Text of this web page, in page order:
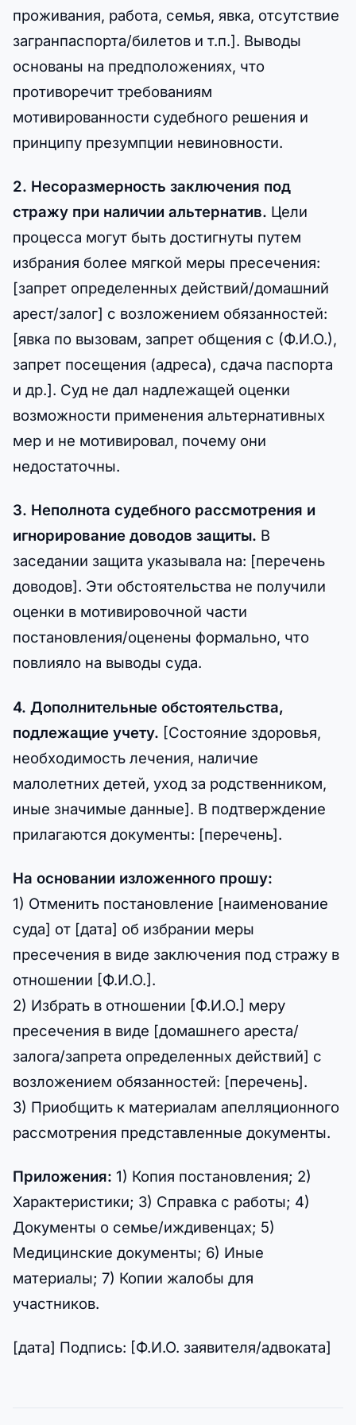
проживания, работа, семья, явка, отсутствие
загранпаспорта/билетов и т.п.]. Выводы
основаны на предположениях, что
противоречит требованиям
мотивированности судебного решения и
принципу презумпции невиновности.
2. Несоразмерность заключения под
стражу при наличии альтернатив. Цели
процесса могут быть достигнуты путем
избрания более мягкой меры пресечения:
[запрет определенных действий/домашний
арест/залог] с возложением обязанностей:
[явка по вызовам, запрет общения с (Ф.И.О.),
запрет посещения (адреса), сдача паспорта
и др.]. Суд не дал надлежащей оценки
возможности применения альтернативных
мер и не мотивировал, почему они
недостаточны.
3. Неполнота судебного рассмотрения и
игнорирование доводов защиты. В
заседании защита указывала на: [перечень
доводов]. Эти обстоятельства не получили
оценки в мотивировочной части
постановления/оценены формально, что
повлияло на выводы суда.
4. Дополнительные обстоятельства,
подлежащие учету. [Состояние здоровья,
необходимость лечения, наличие
малолетних детей, уход за родственником,
иные значимые данные]. В подтверждение
прилагаются документы: [перечень].
На основании изложенного прошу:
1) Отменить постановление [наименование
суда] от [дата] об избрании меры
пресечения в виде заключения под стражу в
отношении [Ф.И.О.].
2) Избрать в отношении [Ф.И.О.] меру
пресечения в виде [домашнего ареста/
залога/запрета определенных действий] с
возложением обязанностей: [перечень].
3) Приобщить к материалам апелляционного
рассмотрения представленные документы.
Приложения: 1) Копия постановления; 2)
Характеристики; 3) Справка с работы; 4)
Документы о семье/иждивенцах; 5)
Медицинские документы; 6) Иные
материалы; 7) Копии жалобы для
участников.
[дата] Подпись: [Ф.И.О. заявителя/адвоката]